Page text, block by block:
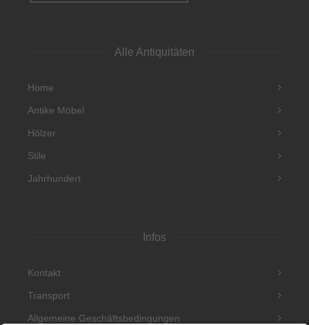
Alle Antiquitäten
Home
Antike Möbel
Hölzer
Stile
Jahrhundert
Infos
Kontakt
Transport
Allgemeine Geschäftsbedingungen